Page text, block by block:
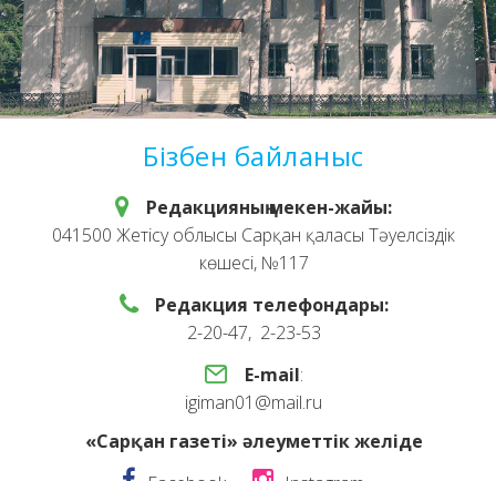
Бізбен байланыс
Редакцияның мекен-жайы:
041500 Жетісу облысы Сарқан қаласы Тәуелсіздік
көшесі, №117
Редакция телефондары:
2-20-47, 2-23-53
E-mail:
igiman01@mail.ru
«Сарқан газеті» әлеуметтік желіде